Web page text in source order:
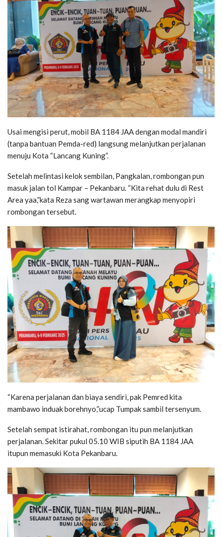
Usai mengisi perut, mobil BA 1184 JAA dengan modal mandiri
(tanpa bantuan Pemda-red) langsung melanjutkan perjalanan
menuju Kota “Lancang Kuning”.
Setelah melintasi kelok sembilan, Pangkalan, rombongan pun
masuk jalan tol Kampar – Pekanbaru. “Kita rehat dulu di Rest
Area yaa,”kata Reza sang wartawan merangkap menyopiri
rombongan tersebut.
“Karena perjalanan dan biaya sendiri, pak Pemred kita
mambawo induak borehnyo,”ucap Tumpak sambil tersenyum.
Setelah sempat istirahat, rombongan itu pun melanjutkan
perjalanan. Sekitar pukul 05.10 WIB siputih BA 1184 JAA
itupun memasuki Kota Pekanbaru.